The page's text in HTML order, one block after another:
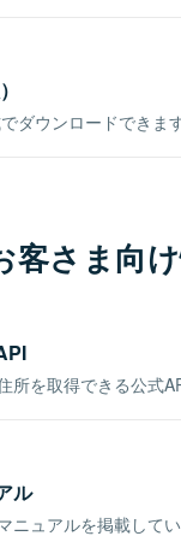
ダウンロードできます
客さま向
を取得できる公式
ル
ュアルを掲載してい